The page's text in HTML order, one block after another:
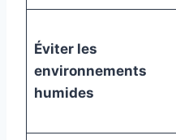
Éviter les
environnements
humides